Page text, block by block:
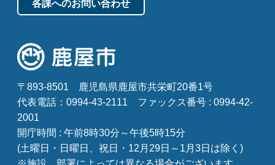
各課へのお問い合わせ
〒893-8501
鹿児島県鹿屋市共栄町20番1号
代表電話：0994-43-2111
ファックス番号 : 0994-42-
2001
開庁時間 : 午前8時30分～午後5時15分
(土曜日・日曜日、祝日・12月29日～1月3日は除く)